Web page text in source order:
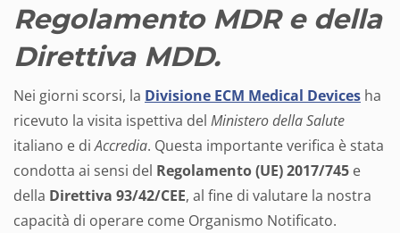
Regolamento MDR e della
Direttiva MDD.
Nei giorni scorsi, la Divisione ECM Medical Devices ha
ricevuto la visita ispettiva del Ministero della Salute
italiano e diAccredia. Questa importante verifica è stata
condotta ai sensi del Regolamento (UE) 2017/745 e
della Direttiva 93/42/CEE, al fine di valutare la nostra
capacità di operare come Organismo Notificato.